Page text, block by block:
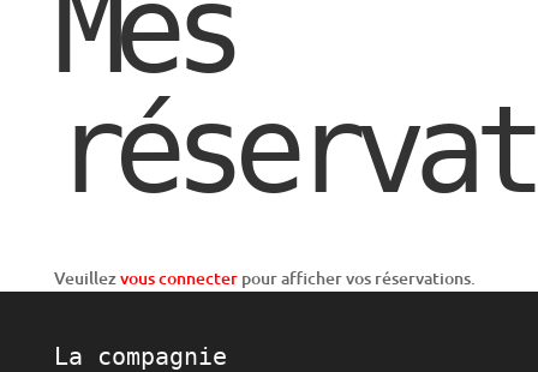
Mes
Veuillezvous connecterpour afficher vos réservations.
La compagnie